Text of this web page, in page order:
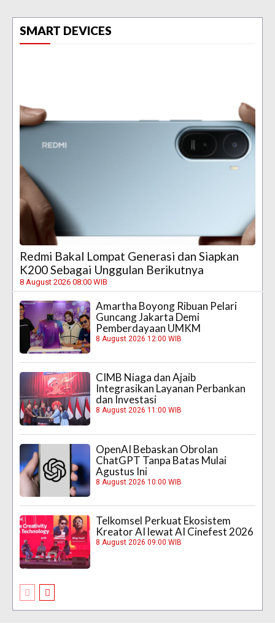
SMART DEVICES
Redmi Bakal Lompat Generasi dan Siapkan
K200 Sebagai Unggulan Berikutnya
8 August 2026 08:00 WIB
Amartha Boyong Ribuan Pelari
Guncang Jakarta Demi
Pemberdayaan UMKM
8 August 2026 12:00 WIB
CIMB Niaga dan Ajaib
Integrasikan Layanan Perbankan
dan Investasi
8 August 2026 11:00 WIB
OpenAI Bebaskan Obrolan
ChatGPT Tanpa Batas Mulai
Agustus Ini
8 August 2026 10:00 WIB
Telkomsel Perkuat Ekosistem
Kreator AI lewat AI Cinefest 2026
8 August 2026 09:00 WIB